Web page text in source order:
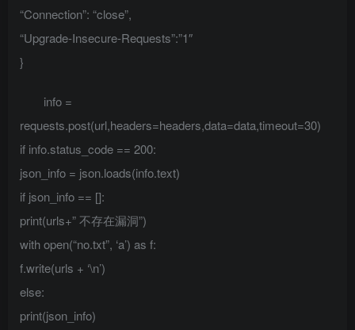
“Connection”: “close”,
“Upgrade-Insecure-Requests”:”1″
}
info =
requests.post(url,headers=headers,data=data,timeout=30)
if info.status_code == 200:
json_info = json.loads(info.text)
if json_info == []:
print(urls+” 不存在漏洞”)
with open(“no.txt”, ‘a’) as f:
f.write(urls + ‘\n’)
else:
print(json_info)